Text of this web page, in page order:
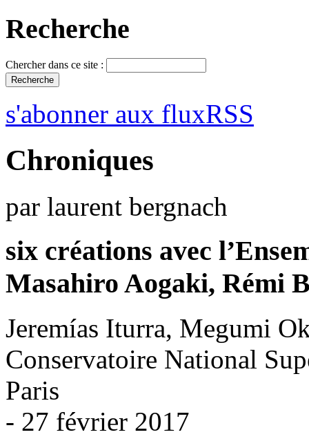
Recherche
Chercher dans ce site :
s'abonner aux fluxRSS
Chroniques
par laurent bergnach
six créations avec
Masahiro Aogaki, Rémi
Jeremías Iturra, Megumi
Conservatoire National
Paris
- 27 février 2017